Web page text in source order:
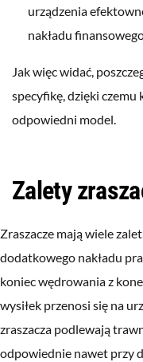
urządzenia
nakładu
Jak więc widać,
specyfikę, dzięki czemu
odpowiedni model.
Zalety
Zraszacze mają wiele
dodatkowego nakładu
koniec wędrowania z
wysiłek przenosi się na
zraszacza podlewają
odpowiednie nawet przy